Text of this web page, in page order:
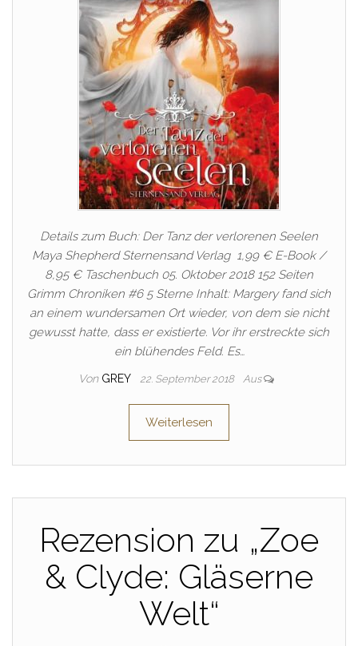
Details zum Buch: Der Tanz der verlorenen Seelen
Maya Shepherd Sternensand Verlag 1,99 € E-Book /
8,95 € Taschenbuch 05. Oktober 2018 152 Seiten
Grimm Chroniken #6 5 Sterne Inhalt: Margery fand sich
an einem wundersamen Ort wieder, von dem sie nicht
gewusst hatte, dass er existierte. Vor ihr erstreckte sich
ein blühendes Feld. Es…
Von GREY 22. September 2018 Aus
Weiterlesen
Rezension zu „Zoe
& Clyde: Gläserne
Welt“